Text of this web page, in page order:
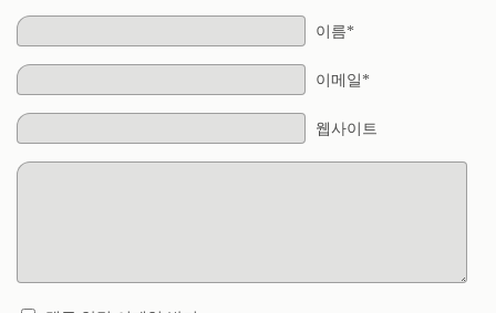
이름*
이메일*
웹사이트